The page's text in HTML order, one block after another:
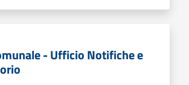
- Ufficio Notifiche e